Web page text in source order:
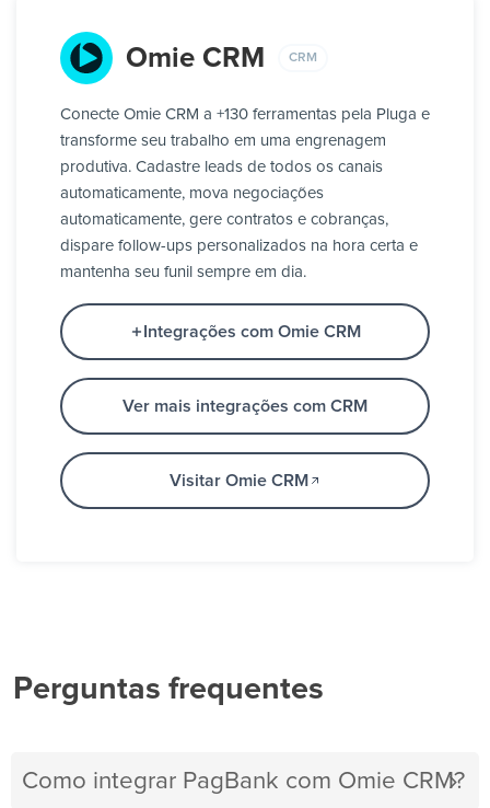
Omie CRM CRM
Conecte Omie CRM a +130 ferramentas pela Pluga e
transforme seu trabalho em uma engrenagem
produtiva. Cadastre leads de todos os canais
automaticamente, mova negociações
automaticamente, gere contratos e cobranças,
dispare follow-ups personalizados na hora certa e
mantenha seu funil sempre em dia.
Integrações com Omie CRM
Ver mais integrações com CRM
Visitar Omie CRM
Perguntas frequentes
Como integrar PagBank com Omie CRM?